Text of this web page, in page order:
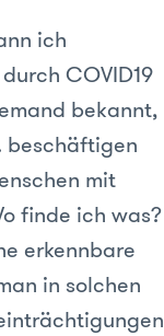
ich
COVID19
bekannt,
beschäftigen
mit
finde ich was?
erkennbare
in solchen